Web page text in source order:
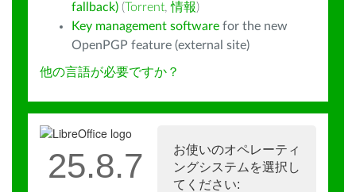
fallback) (Torrent,情報)
Key management software for the new
OpenPGP feature (external site)
他の言語が必要ですか？
お使いのオペレーティ
ングシステムを選択し
てください:
25.8.7